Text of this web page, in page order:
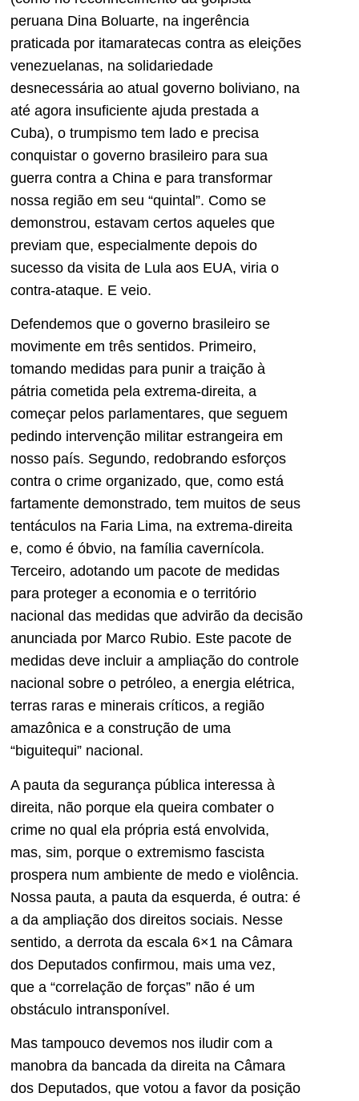
peruana Dina Boluarte, na ingerência
praticada por itamaratecas contra as eleições
venezuelanas, na solidariedade
desnecessária ao atual governo boliviano, na
até agora insuficiente ajuda prestada a
Cuba), o trumpismo tem lado e precisa
conquistar o governo brasileiro para sua
guerra contra a China e para transformar
nossa região em seu “quintal”. Como se
demonstrou, estavam certos aqueles que
previam que, especialmente depois do
sucesso da visita de Lula aos EUA, viria o
contra-ataque. E veio.
Defendemos que o governo brasileiro se
movimente em três sentidos. Primeiro,
tomando medidas para punir a traição à
pátria cometida pela extrema-direita, a
começar pelos parlamentares, que seguem
pedindo intervenção militar estrangeira em
nosso país. Segundo, redobrando esforços
contra o crime organizado, que, como está
fartamente demonstrado, tem muitos de seus
tentáculos na Faria Lima, na extrema-direita
e, como é óbvio, na família cavernícola.
Terceiro, adotando um pacote de medidas
para proteger a economia e o território
nacional das medidas que advirão da decisão
anunciada por Marco Rubio. Este pacote de
medidas deve incluir a ampliação do controle
nacional sobre o petróleo, a energia elétrica,
terras raras e minerais críticos, a região
amazônica e a construção de uma
“biguitequi” nacional.
A pauta da segurança pública interessa à
direita, não porque ela queira combater o
crime no qual ela própria está envolvida,
mas, sim, porque o extremismo fascista
prospera num ambiente de medo e violência.
Nossa pauta, a pauta da esquerda, é outra: é
a da ampliação dos direitos sociais. Nesse
sentido, a derrota da escala 6×1 na Câmara
dos Deputados confirmou, mais uma vez,
que a “correlação de forças” não é um
obstáculo intransponível.
Mas tampouco devemos nos iludir com a
manobra da bancada da direita na Câmara
dos Deputados, que votou a favor da posição